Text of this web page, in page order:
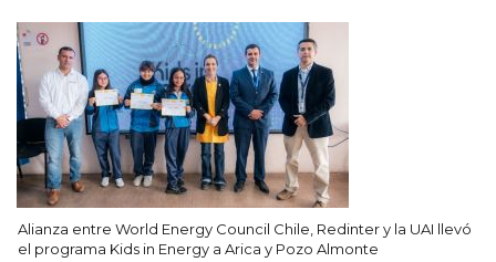
Alianza entre World Energy Council Chile, Redinter y la UAI llevó
el programa Kids in Energy a Arica y Pozo Almonte